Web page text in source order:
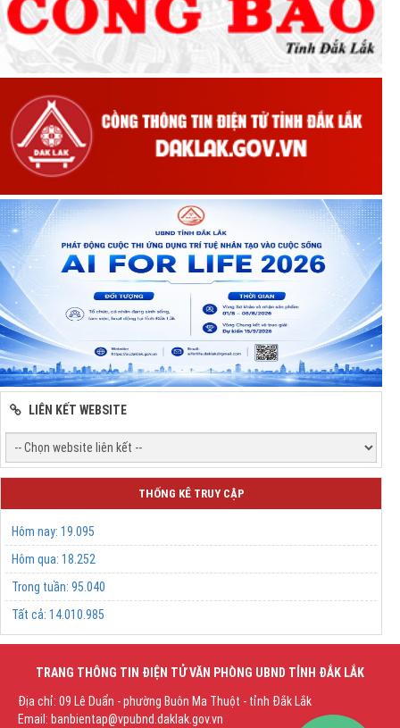
LIÊN KẾT WEBSITE
THỐNG KÊ TRUY CẬP
Hôm nay: 19.095
Hôm qua: 18.252
Trong tuần: 95.040
Tất cả: 14.010.985
TRANG THÔNG TIN ĐIỆN TỬ VĂN PHÒNG UBND TỈNH ĐẮK LẮK
Địa chỉ: 09 Lê Duẩn - phường Buôn Ma Thuột - tỉnh Đắk Lắk
Email: banbientap@vpubnd.daklak.gov.vn